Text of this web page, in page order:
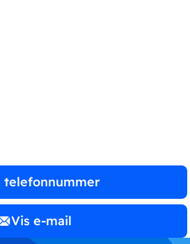
telefonnummer
Vis e-mail